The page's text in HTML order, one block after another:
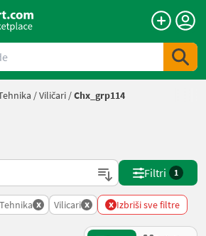
/Viličari /Chx_grp114
Filtri 1
x Vilicari x x Izbriši sve filtre